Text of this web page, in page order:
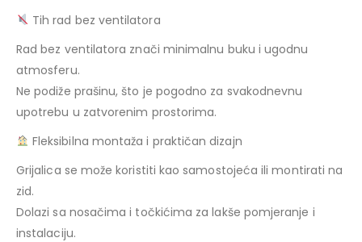
Tih rad bez ventilatora
Rad bez ventilatora znači minimalnu buku i ugodnu
atmosferu.
Ne podiže prašinu, što je pogodno za svakodnevnu
upotrebu u zatvorenim prostorima.
Fleksibilna montaža i praktičan dizajn
Grijalica se može koristiti kao samostojeća ili montirati na
zid.
Dolazi sa nosačima i točkićima za lakše pomjeranje i
instalaciju.